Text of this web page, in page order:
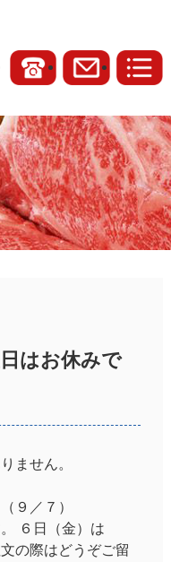
はお休みで
ません。
９／７）
６日（金）は
の際はどうぞご留